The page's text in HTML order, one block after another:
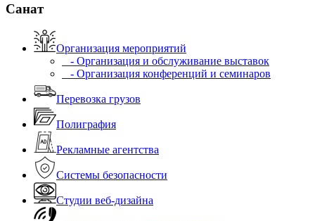
Санат
Организация мероприятий
- Организация и обслуживание выставок
- Организация конференций и семинаров
Перевозка грузов
Полиграфия
Рекламные агентства
Системы безопасности
Студии веб-дизайна